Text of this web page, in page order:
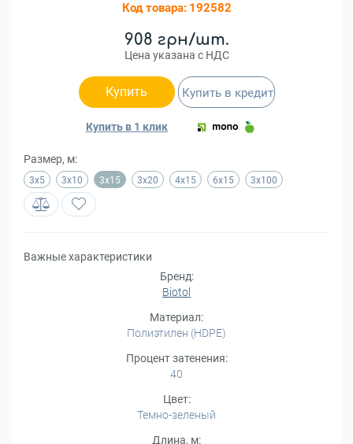
Код товара: 192582
908 грн/шт.
Цена указана с НДС
Купить
Купить в 1 клик
Купить в кредит
Размер, м:
3x5 3x10 3x15 3x20 4x15 6x15 3x100
Важные характеристики
Бренд:
Biotol
Материал:
Полиэтилен (HDPE)
Процент затенения:
40
Цвет:
Темно-зеленый
Длина, м: